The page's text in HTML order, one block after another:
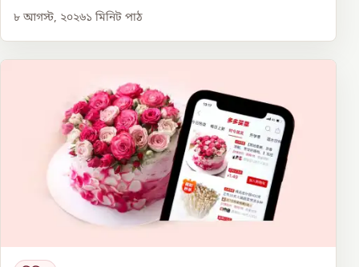
৮ আগস্ট, ২০২৬১ মিনিট পাঠ